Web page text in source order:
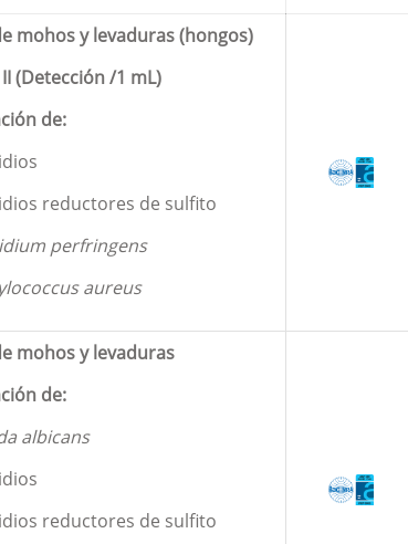
mohos y levaduras (hongos)
(Detección /1 mL)
de:
reductores de sulfito
perfringens
aureus
mohos y levaduras
de:
albicans
reductores de sulfito